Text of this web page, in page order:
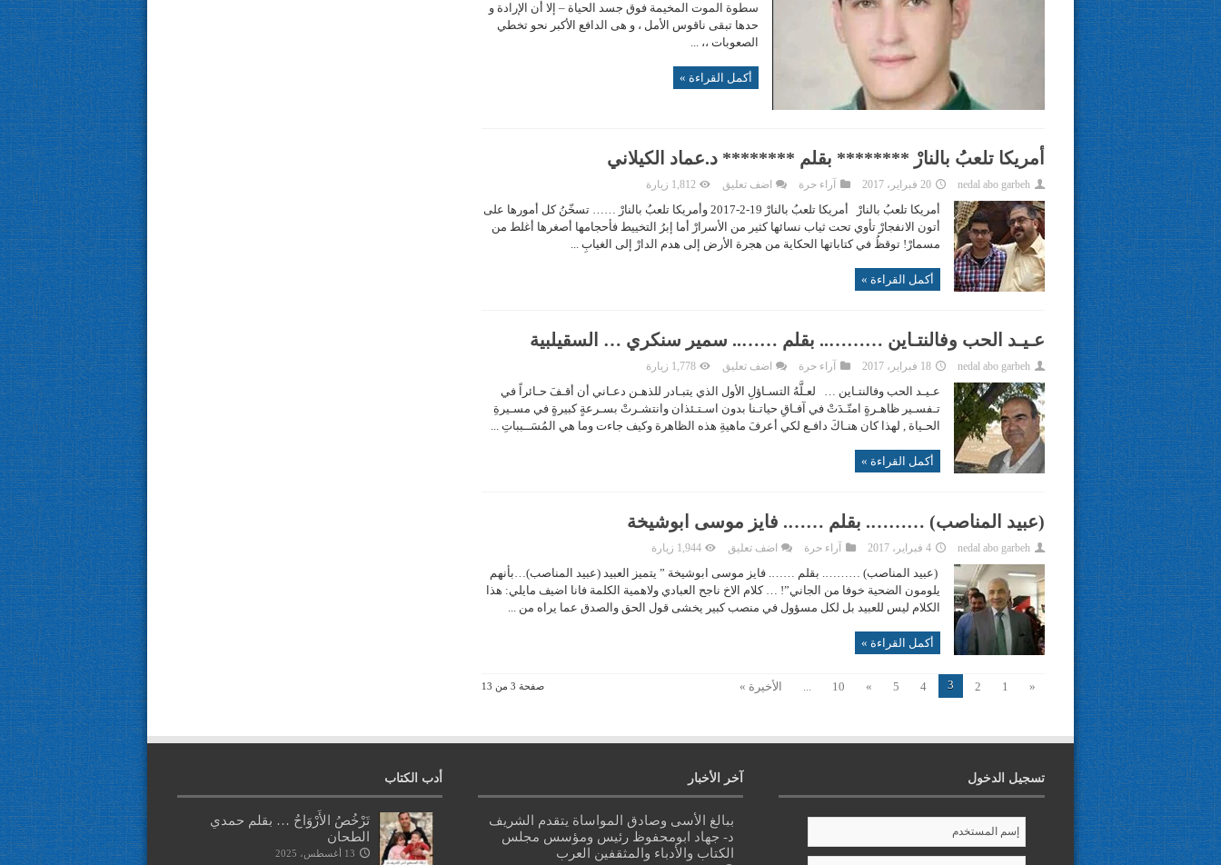
سطوة الموت المخيمة فوق جسد الحياة – إلا أن الإرادة و
حدها تبقى ناقوس الأمل ، و هى الدافع الأكبر نحو تخطي
الصعوبات ،، ...
أكمل القراءة »
أمريكا تلعبُ بالنارْ ******** بقلم ******** د.عماد الكيلاني
nedal abo garbeh 20 فبراير، 2017 آراء حرة اضف تعليق 1,812 زيارة
أمريكا تلعبُ بالنارْ أمريكا تلعبُ بالنارْ 19-2-2017 وأمريكا تلعبُ بالنارْ …… تسخّنُ كل أمورها على
أتون الانفجارْ تأوي تحت ثياب نسائها كثير من الأسرارْ أما إبرُ التخييط فأحجامها أصغرها أغلط من
مسمارْ! توقظُ في كتاباتها الحكاية من هجرة الأرض إلى هدم الدارْ إلى الغيابِ ...
أكمل القراءة »
عـيـد الحب وفالنتـاين ……….. بقلم …….. سمير سنكري … السقيلبية
nedal abo garbeh 18 فبراير، 2017 آراء حرة اضف تعليق 1,778 زيارة
عـيـد الحب وفالنتـاين … لعـلَّهُ التسـاؤلِ الأول الذي يتبـادر للذهـن دعـاني أن أقـفَ حـائراً في
تـفسـير ظاهـرةٍ امتّـدَتْ في آفـاقِ حياتـنا بدون اسـتـئذان وانتشـرتْ بسـرعةٍ كبيرةٍ في مسـيرةِ
الحـياة , لهذا كان هنـاكَ دافـع لكي أعرفَ ماهيةِ هذه الظاهرة وكيف جاءت وما هي المُسَــبباتِ ...
أكمل القراءة »
(عبيد المناصب) ………. بقلم ……. فايز موسى ابوشيخة
nedal abo garbeh 4 فبراير، 2017 آراء حرة اضف تعليق 1,944 زيارة
(عبيد المناصب) ………. بقلم ……. فايز موسى ابوشيخة ” يتميز العبيد (عبيد المناصب)…بأنهم
يلومون الضحية خوفا من الجاني”! … كلام الاخ ناجح العبادي ولاهمية الكلمة فانا اضيف مايلي: هذا
الكلام ليس للعبيد بل لكل مسؤول في منصب كبير يخشى قول الحق والصدق عما يراه من ...
أكمل القراءة »
صفحة 3 من 13 «
1
2
3
4
5
»
10
... الأخيرة »
تسجيل الدخول آخر الأخبار
ببالغ الأسى وصادق المواساة يتقدم الشريف
د- جهاد ابومحفوظ رئيس ومؤسس مجلس
الكتاب والأدباء والمثقفين العرب
أدب الكتاب
تَرْخُصُ الأَرْوَاحُ … بقلم حمدي
الطحان
13 أغسطس، 2025